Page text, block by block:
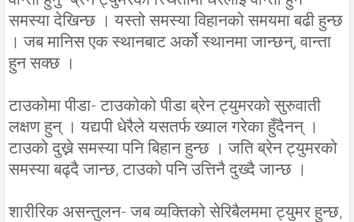
समस्या देखिन्छ । यस्तो समस्या विहानको समयमा बढी हुन्छ
। जब मानिस एक स्थानबाट अर्को स्थानमा जान्छन्, वान्ता
हुन सक्छ ।
टाउकोमा पीडा- टाउकोको पीडा ब्रेन ट्युमरको सुरुवाती
लक्षण हुन् । यद्यपी धेरैले यसतर्फ ख्याल गरेका हुँदैनन् ।
टाउको दुख्ने समस्या पनि बिहान हुन्छ । जति ब्रेन ट्युमरको
समस्या बढ्दै जान्छ, टाउको पनि उत्तिनै दुख्दै जान्छ ।
शारीरिक असन्तुलन- जब व्यक्तिको सेरिबैलममा ट्युमर हुन्छ,